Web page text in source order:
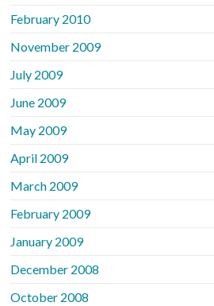
February 2010
November 2009
July 2009
June 2009
May 2009
April 2009
March 2009
February 2009
January 2009
December 2008
October 2008